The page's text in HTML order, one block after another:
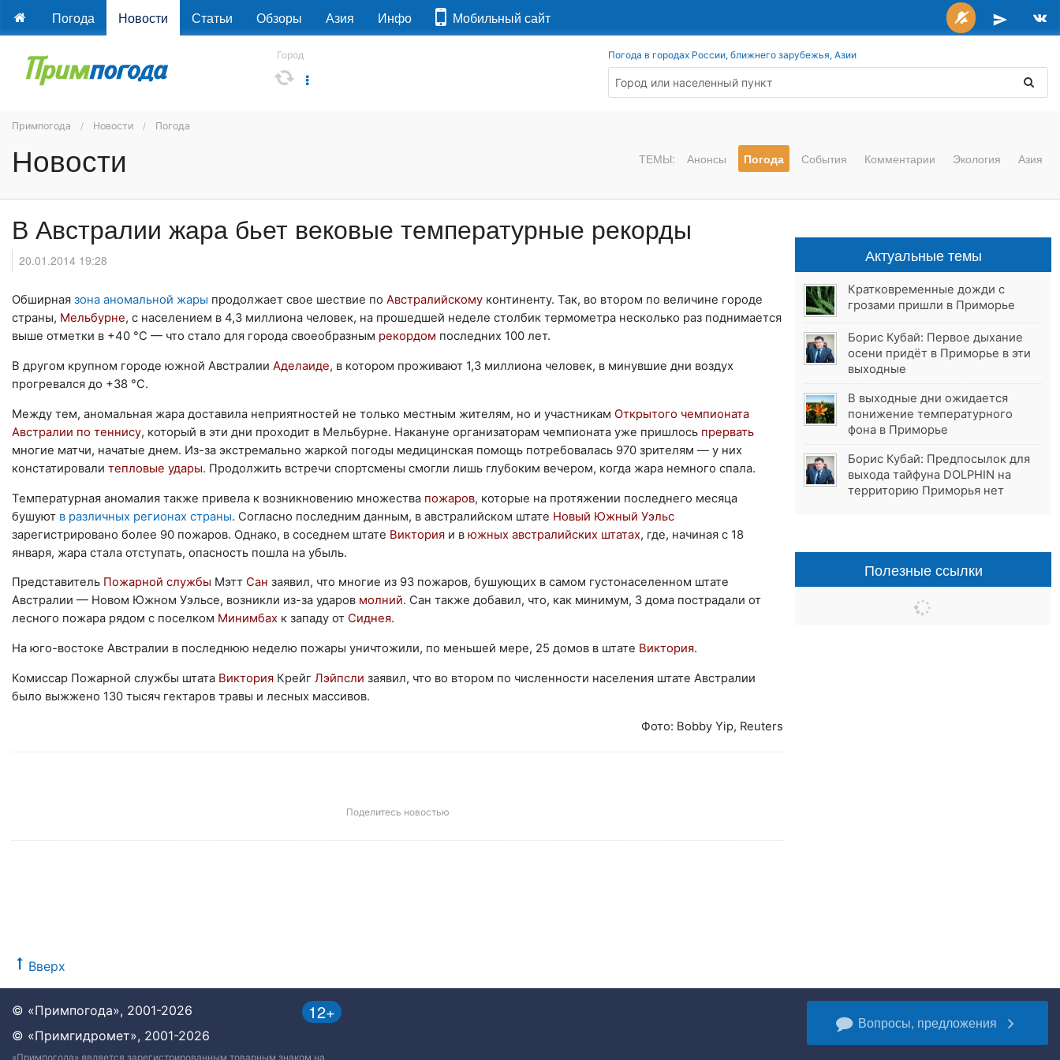
Погода Новости Статьи Обзоры Азия Инфо Мобильный сайт
Город Погода в городах России, ближнего зарубежья, Азии
Примпогода Новости Погода
Новости ТЕМЫ: Анонсы Погода События Комментарии Экология Азия
В Австралии жара бьет вековые температурные рекорды
20.01.2014 19:28
Обширная зона аномальной жары продолжает свое шествие по Австралийскому континенту. Так, во втором по величине городе
страны, Мельбурне, с населением в 4,3 миллиона человек, на прошедшей неделе столбик термометра несколько раз поднимается
выше отметки в +40 °С — что стало для города своеобразным рекордом последних 100 лет.
В другом крупном городе южной Австралии Аделаиде, в котором проживают 1,3 миллиона человек, в минувшие дни воздух
прогревался до +38 °С.
Между тем, аномальная жара доставила неприятностей не только местным жителям, но и участникам Открытого чемпионата
Австралии по теннису, который в эти дни проходит в Мельбурне. Накануне организаторам чемпионата уже пришлось прервать
многие матчи, начатые днем. Из-за экстремально жаркой погоды медицинская помощь потребовалась 970 зрителям — у них
констатировали тепловые удары. Продолжить встречи спортсмены смогли лишь глубоким вечером, когда жара немного спала.
Температурная аномалия также привела к возникновению множества пожаров, которые на протяжении последнего месяца
бушуют в различных регионах страны. Согласно последним данным, в австралийском штате Новый Южный Уэльс
зарегистрировано более 90 пожаров. Однако, в соседнем штате Виктория и в южных австралийских штатах, где, начиная с 18
января, жара стала отступать, опасность пошла на убыль.
Представитель Пожарной службы Мэтт Сан заявил, что многие из 93 пожаров, бушующих в самом густонаселенном штате
Австралии — Новом Южном Уэльсе, возникли из-за ударов молний. Сан также добавил, что, как минимум, 3 дома пострадали от
лесного пожара рядом с поселком Минимбах к западу от Сиднея.
На юго-востоке Австралии в последнюю неделю пожары уничтожили, по меньшей мере, 25 домов в штате Виктория.
Комиссар Пожарной службы штата Виктория Крейг Лэйпсли заявил, что во втором по численности населения штате Австралии
было выжжено 130 тысяч гектаров травы и лесных массивов.
Фото: Bobby Yip, Reuters
Поделитесь новостью
Вверх
Актуальные темы
Кратковременные дожди с
грозами пришли в Приморье
Борис Кубай: Первое дыхание
осени придёт в Приморье в эти
выходные
В выходные дни ожидается
понижение температурного
фона в Приморье
Борис Кубай: Предпосылок для
выхода тайфуна DOLPHIN на
территорию Приморья нет
Полезные ссылки
12+
© «Примпогода», 2001-2026
© «Примгидромет», 2001-2026
«Примпогода» является зарегистрированным товарным знаком на
Вопросы, предложения